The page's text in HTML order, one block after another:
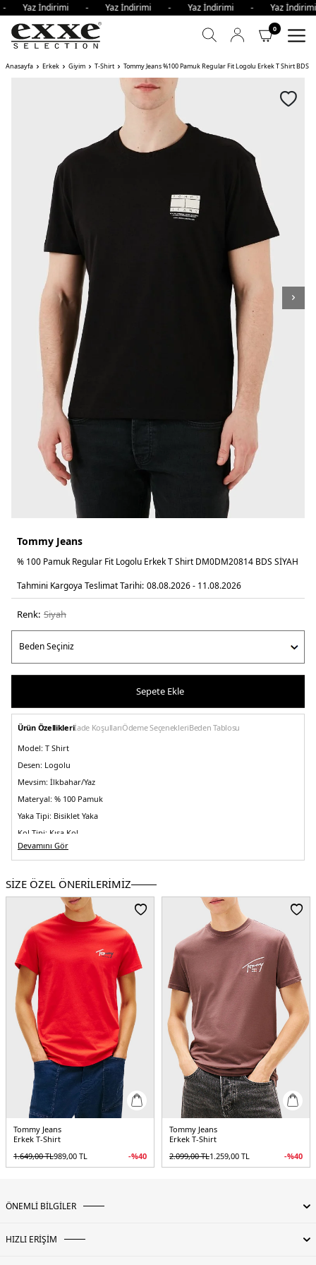
Yaz İndirimi - Yaz İndirimi - Yaz İndirimi - Yaz
0
Anasayfa Erkek Giyim T-Shirt Tommy Jeans %100 Pamuk Regular Fit Logolu Erkek T Shirt BDS
Tommy Jeans
% 100 Pamuk Regular Fit Logolu Erkek T Shirt DM0DM20814 BDS SİYAH
Tahmini Kargoya Teslimat Tarihi: 08.08.2026 - 11.08.2026
Renk: si̇yah
Sepete Ekle
Ürün Özellikleriİade KoşullarıÖdeme SeçenekleriBeden Tablosu
Model: T Shirt
Desen: Logolu
Mevsim: İlkbahar/Yaz
Materyal: % 100 Pamuk
Yaka Tipi: Bisiklet Yaka
Kol Tipi: Kısa Kol
Kalıp Bilgisi:Regular Fit
Beden : M
Menşei:Mısır
3DE1DM0DM20814BDS.07
Devamını Gör
SİZE ÖZEL ÖNERİLERİMİZ
Tommy Jeans
Erkek T-Shirt
1.649,00TL989,00 TL -%40
Tommy Jeans
Erkek T-Shirt
2.099,00TL1.259,00 TL -%40
ÖNEMLİ BİLGİLER
HIZLI ERİŞİM